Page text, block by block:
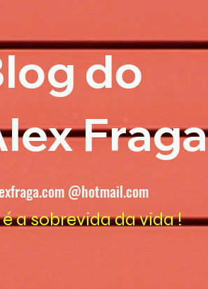
do
Fraga
@hotmail.com
a sobrevida da vida !